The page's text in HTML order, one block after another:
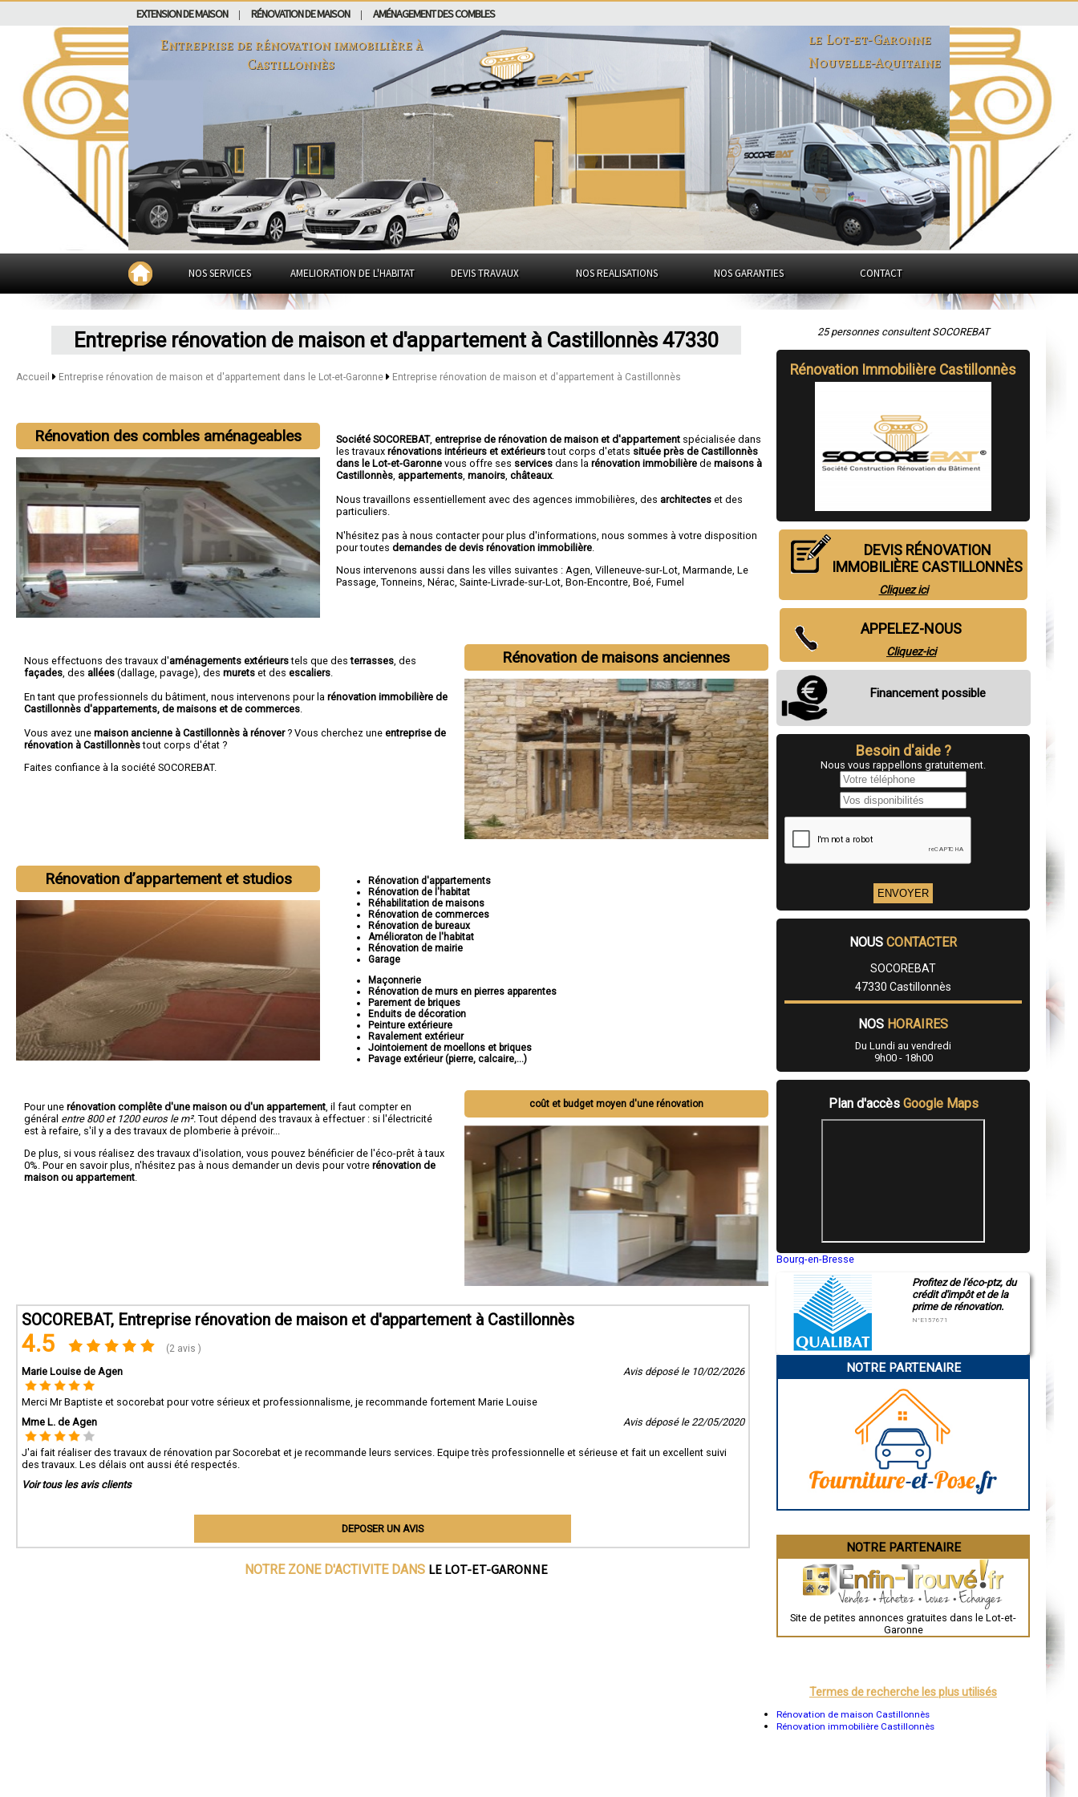
EXTENSION DE MAISON RÉNOVATION DE MAISON AMÉNAGEMENT DES COMBLES
Entreprise de rénovation immobilière à
Castillonnès
le Lot-et-Garonne
Nouvelle-Aquitaine
NOS SERVICES AMELIORATION DE L'HABITAT DEVIS TRAVAUX NOS REALISATIONS NOS GARANTIES CONTACT
Entreprise rénovation de maison et d'appartement à Castillonnès 47330
Accueil Entreprise rénovation de maison et d'appartement dans le Lot-et-Garonne Entreprise rénovation de maison et d'appartement à Castillonnès
Rénovation des combles aménageables Société SOCOREBAT,entreprise de rénovation de maison et d'appartement spécialisée dans
les travauxrénovations intérieurs et extérieurstout corps d'etats située près de Castillonnès
dans le Lot-et-Garonnevous offre ses services dans larénovation immobilière demaisons à
Castillonnès appartements ,manoirs ,châteaux.
Nous travaillons essentiellement avec des agences immobilières, des architectes et des
particuliers.
N'hésitez pas à nous contacter pour plus d'informations, nous sommes à votre disposition
pour toutesdemandes de devis rénovation immobilière
Nous intervenons aussi dans les villes suivantes : Agen ,Villeneuve-sur-Lot ,Marmande ,Le
Passage ,Tonneins ,Nérac ,Sainte-Livrade-sur-Lot ,Bon-Encontre ,Boé ,Fumel
Rénovation de maisons anciennes
Nous effectuons des travaux d'aménagements extérieurstels que desterrasses , des
façades , des allées (dallage, pavage), des murets et des escaliers
En tant que professionnels du bâtiment, nous intervenons pour la rénovation immobilière de
Castillonnès d'appartements, de maisons et de commerces
Vous avez une maison ancienne à Castillonnès à rénover? Vous cherchez une entreprise de
rénovation à Castillonnèstout corps d'état ?
Faites confiance à la société SOCOREBAT.
Rénovation d’appartement et studios
Rénovation d'appartements
Rénovation de l'habitat
Réhabilitation de maisons
Rénovation de commerces
Rénovation de bureaux
Amélioraton de l'habitat
Rénovation de mairie
Garage
Maçonnerie
Rénovation de murs en pierres apparentes
Parement de briques
Enduits de décoration
Peinture extérieure
Ravalement extérieur
Jointoiement de moellons et briques
Pavage extérieur (pierre, calcaire,...)
coût et budget moyen d'une rénovation
Pour une rénovation complête d'une maison ou d'un appartement , il faut compter en
général entre 800 et 1200 euros le m². Tout dépend des travaux à effectuer : si l'électricité
est à refaire, s'il y a des travaux de plomberie à prévoir...
De plus, si vous réalisez des travaux d'isolation, vous pouvez bénéficier de l'éco-prêt à taux
0%. Pour en savoir plus, n'hésitez pas à nous demander un devis pour votre rénovation de
maison ou appartement
SOCOREBAT, Entreprise rénovation de maison et d'appartement à Castillonnès
4.5 (2 avis )
Marie Louise de Agen Avis déposé le 10/02/2026
Merci Mr Baptiste et socorebat pour votre sérieux et professionnalisme, je recommande fortement Marie Louise
Mme L. de Agen
Avis déposé le 22/05/2020
J'ai fait réaliser des travaux de rénovation par Socorebat et je recommande leurs services. Equipe très professionnelle et sérieuse et fait un excellent suivi
des travaux. Les délais ont aussi été respectés.
Voir tous les avis clients
DEPOSER UN AVIS
NOTRE ZONE D'ACTIVITE DANS LE LOT-ET-GARONNE
25 personnes consultent SOCOREBAT
Rénovation Immobilière Castillonnès
DEVIS RÉNOVATION
IMMOBILIÈRE CASTILLONNÈS
Cliquez ici
APPELEZ-NOUS
Cliquez-ici
Financement possible
Besoin d'aide ?
Nous vous rappellons gratuitement.
NOUS CONTACTER
SOCOREBAT
47330 Castillonnès
NOS HORAIRES
Du Lundi au vendredi
9h00 - 18h00
Plan d'accès Google Maps
Bourg-en-Bresse
Montluçon
Manosque
Gap
Charleville-Mézières
Pamiers
Narbonne
Brive-la-Gaillarde
Guéret
Besançon
Évreux
Chartres
Nîmes
Auch
Grenoble
Mont-de-Marsan
Blois
Profitez de l'éco-ptz, du
crédit d'impôt et de la
prime de rénovation.
N°E157671
NOTRE PARTENAIRE
NOTRE PARTENAIRE
Site de petites annonces gratuites dans le Lot-et-
Garonne
Termes de recherche les plus utilisés
Rénovation de maison Castillonnès
Rénovation immobilière Castillonnès